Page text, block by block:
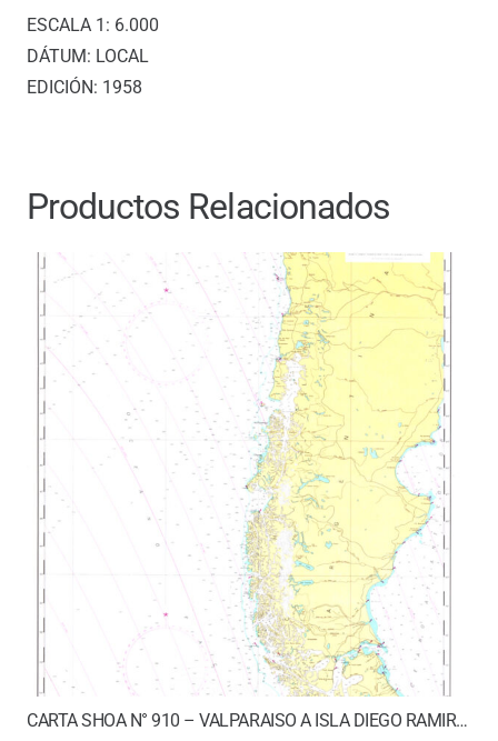
ESCALA 1: 6.000
DÁTUM: LOCAL
EDICIÓN: 1958
Productos Relacionados
CARTA SHOA N° 910 – VALPARAISO A ISLA DIEGO RAMIREZ